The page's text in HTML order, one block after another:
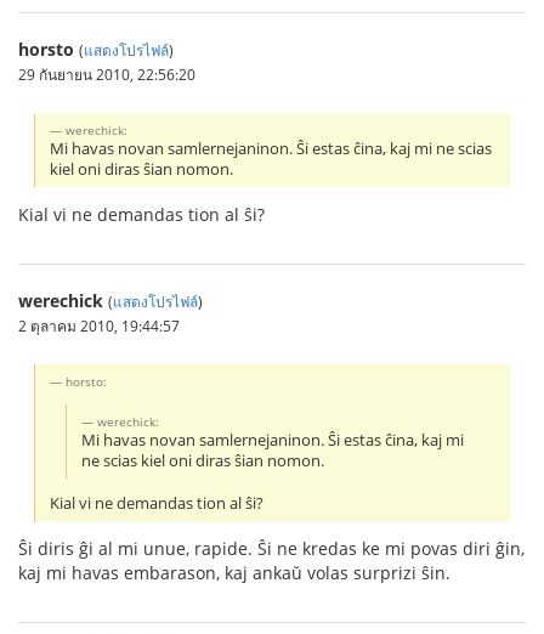
horsto (แสดงโปรไฟล์)
29 กันยายน 2010, 22:56:20
werechick:
Mi havas novan samlernejaninon. Ŝi estas ĉina, kaj mi ne scias
kiel oni diras ŝian nomon.
Kial vi ne demandas tion al ŝi?
werechick (แสดงโปรไฟล์)
2 ตุลาคม 2010, 19:44:57
horsto:
werechick:
Mi havas novan samlernejaninon. Ŝi estas ĉina, kaj mi
ne scias kiel oni diras ŝian nomon.
Kial vi ne demandas tion al ŝi?
Ŝi diris ĝi al mi unue, rapide. Ŝi ne kredas ke mi povas diri ĝin,
kaj mi havas embarason, kaj ankaŭ volas surprizi ŝin.